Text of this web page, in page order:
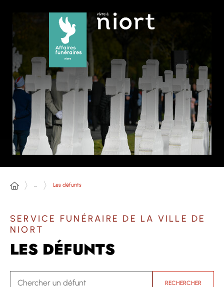
... Les défunts
SERVICE FUNÉRAIRE DE LA VILLE DE
NIORT
LES DÉFUNTS
RECHERCHER